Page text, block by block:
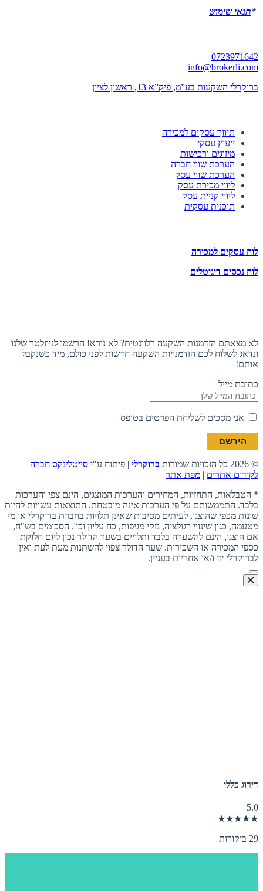
*תנאי שימוש
0723971642
info@brokerli.com
ברוקרלי השקעות בע”מ, פיק”א 13, ראשון לציון
תיווך עסקים למכירה
ייעוץ עסקי
מיזוגים ורכישות
הערכת שווי חברה
הערכת שווי עסק
ליווי מכירת עסק
ליווי קניית עסק
תוכנית עסקית
לוח עסקים למכירה
לוח נכסים דיגיטלים
לא מצאתם הזדמנות השקעה רלוונטית? לא נורא! הרשמו לניוזלטר שלנו
ונדאג לשלוח לכם הזדמנויות השקעה חדשות לפני כולם, מיד כשנקבל
אותם!
כתובת מייל
אני מסכים לשליחת הפרטים בטופס
© 2026 כל הזכויות שמורות ברוקרלי | פיתוח ע"י סייטלינקס חברה
לקידום אתרים | מפת אתר
* הטבלאות, התחזיות, המחירים והערכות המוצגים, הינם צפי והערכות
בלבד. התממשותם על פי הערכות אינה מובטחת. התוצאות עשויות להיות
שונות מכפי שהוצגו, לעיתים מסיבות שאינן תלויות בחברת ברוקרלי או מי
מטעמה, כגון שינויי רגולציה, נזקי מגיפות, כח עליון וכו'. הסכומים בש"ח,
אם הוצגו, הינם להשערה בלבד ותלויים בשער הדולר נכון ליום חלוקת
כספי המכירה או השכירות. שער הדולר צפוי להשתנות מעת לעת ואין
לברוקרלי יד ו/או אחריות בעניין.
דירוג כללי
5.0
★★★★★
29 ביקורות